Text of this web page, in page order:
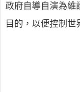
政府自導自演為維
目的，以便控制世